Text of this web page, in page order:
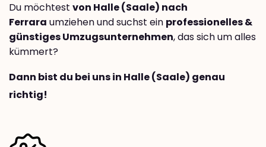
Du möchtest von Halle (Saale) nach
Ferrara umziehen und suchst ein professionelles &
günstiges Umzugsunternehmen, das sich um alles
kümmert?
Dann bist du bei uns in Halle (Saale) genau
richtig!